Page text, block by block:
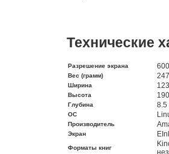
Технические
Разрешение экрана
Вес (грамм)
Ширина 123
Высота 190
Глубина 8.5
ОС
Производитель
Экран
Форматы книг